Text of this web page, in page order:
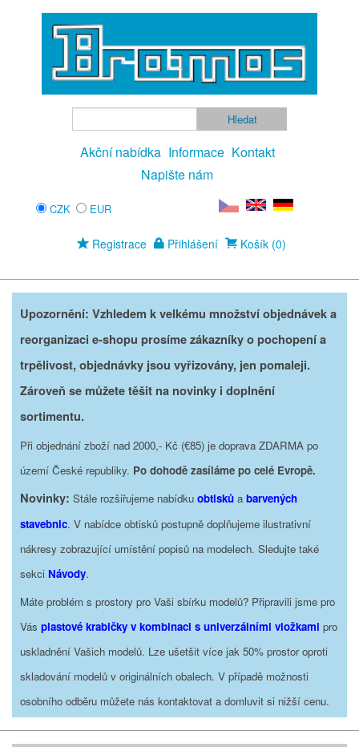
Akční nabídka Informace Kontakt
Napište nám
CZK EUR
Registrace Přihlášení Košík (0)
Upozornění: Vzhledem k velkému množství objednávek a
reorganizaci e-shopu prosíme zákazníky o pochopení a
trpělivost, objednávky jsou vyřizovány, jen pomaleji.
Zároveň se můžete těšit na novinky i doplnění
sortimentu.
Při objednání zboží nad 2000,- Kč (€85) je doprava ZDARMA po
území České republiky. Po dohodě zasíláme po celé Evropě.
Novinky: Stále rozšiřujeme nabídku obtisků a barvených
stavebnic. V nabídce obtisků postupně doplňujeme ilustrativní
nákresy zobrazující umístění popisů na modelech. Sledujte také
sekci Návody.
Máte problém s prostory pro Vaši sbírku modelů? Připravili jsme pro
Vás plastové krabičky v kombinaci s univerzálními vložkami pro
uskladnění Vašich modelů. Lze ušetšit více jak 50% prostor oproti
skladování modelů v originálních obalech. V případě možnosti
osobního odběru můžete nás kontaktovat a domluvit si nižší cenu.